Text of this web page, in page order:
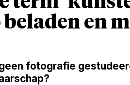
beladen en
fotografie